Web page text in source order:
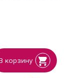
корзину